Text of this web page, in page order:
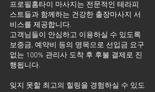
프로필홈타이 마사지는 전문적인 테라피
스트들과 함께하는 건강한 출장마사지 서
비스를 제공합니다.
고객님들이 안심하고 이용하실 수 있도록
보증금, 예약비 등의 명목으로 선입금 요구
없는 100% 관리사 도착 후 후불 결제로 진
행됩니다.
잊지 못할 최고의 힐링을 경험하실 수 있도